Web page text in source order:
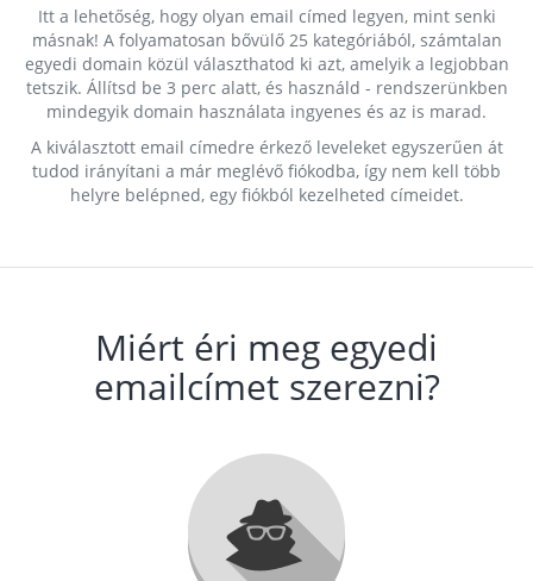
Itt a lehetőség, hogy olyan email címed legyen, mint senki
másnak! A folyamatosan bővülő 25 kategóriából, számtalan
egyedi domain közül választhatod ki azt, amelyik a legjobban
tetszik. Állítsd be 3 perc alatt, és használd - rendszerünkben
mindegyik domain használata ingyenes és az is marad.
A kiválasztott email címedre érkező leveleket egyszerűen át
tudod irányítani a már meglévő fiókodba, így nem kell több
helyre belépned, egy fiókból kezelheted címeidet.
Miért éri meg egyedi
emailcímet szerezni?